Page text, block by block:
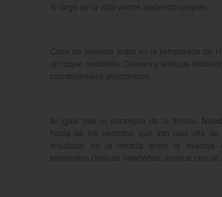
lo largo de la vida vamos haciendo propias.
Calor de Invierno entra en la temporada de
un toque navideño. Colores y texturas
con materiales anacrónicos.
Al igual que el concepto de la tienda,
habla de los sentidos que van mas allá
resultado de la mezcla entre la esencia
elementos clásicos navideños, aunque con un